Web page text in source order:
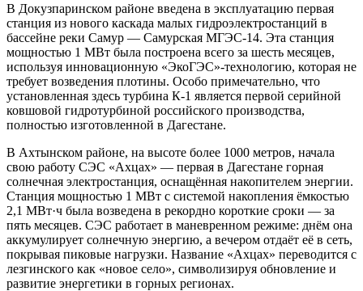
В Докузпаринском районе введена в эксплуатацию первая
станция из нового каскада малых гидроэлектростанций в
бассейне реки Самур — Самурская МГЭС-14. Эта станция
мощностью 1 МВт была построена всего за шесть месяцев,
используя инновационную «ЭкоГЭС»-технологию, которая не
требует возведения плотины. Особо примечательно, что
установленная здесь турбина К-1 является первой серийной
ковшовой гидротурбиной российского производства,
полностью изготовленной в Дагестане.
В Ахтынском районе, на высоте более 1000 метров, начала
свою работу СЭС «Ахцах» — первая в Дагестане горная
солнечная электростанция, оснащённая накопителем энергии.
Станция мощностью 1 МВт с системой накопления ёмкостью
2,1 МВт·ч была возведена в рекордно короткие сроки — за
пять месяцев. СЭС работает в маневренном режиме: днём она
аккумулирует солнечную энергию, а вечером отдаёт её в сеть,
покрывая пиковые нагрузки. Название «Ахцах» переводится с
лезгинского как «новое село», символизируя обновление и
развитие энергетики в горных регионах.